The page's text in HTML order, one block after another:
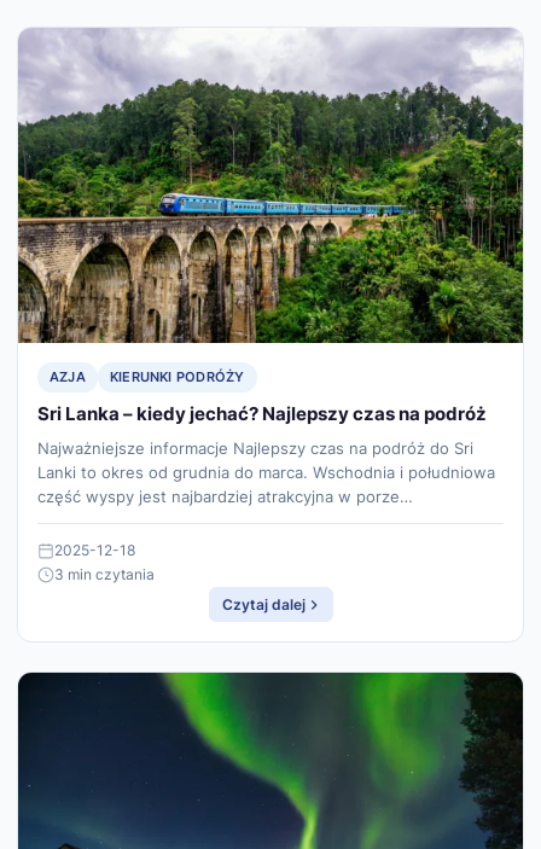
AZJA KIERUNKI PODRÓŻY
Sri Lanka – kiedy jechać? Najlepszy czas na podróż
Najważniejsze informacje Najlepszy czas na podróż do Sri
Lanki to okres od grudnia do marca. Wschodnia i południowa
część wyspy jest najbardziej atrakcyjna w porze…
2025-12-18
3 min czytania
Czytaj dalej